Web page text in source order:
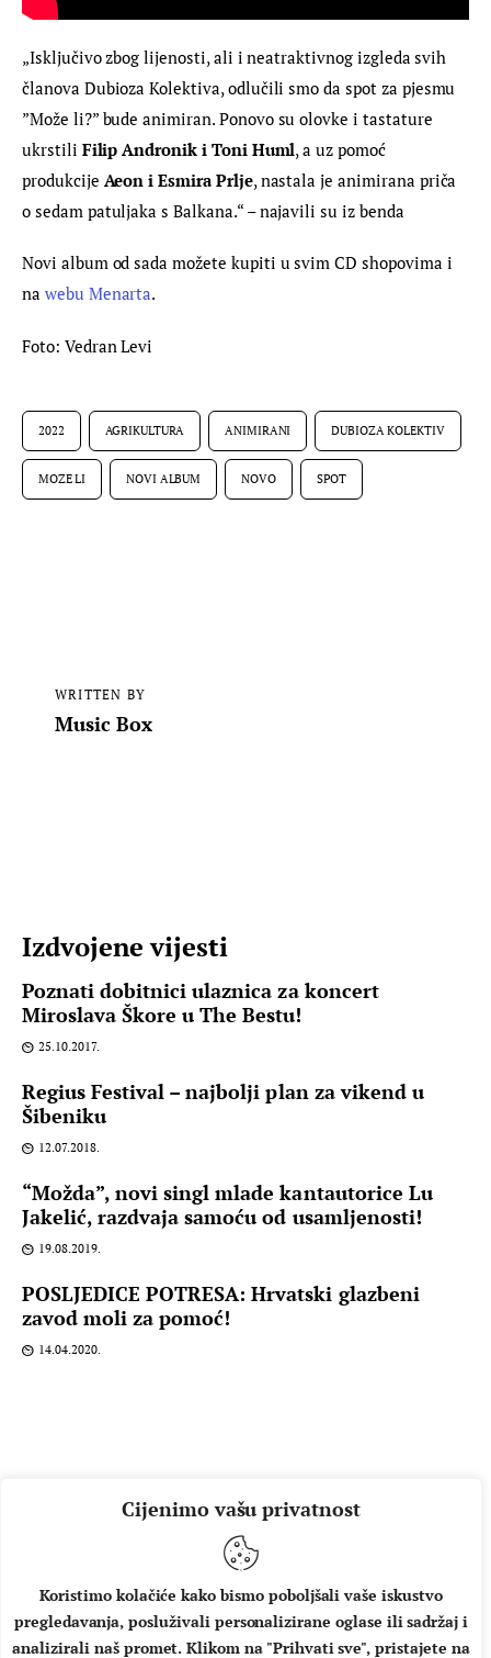
Cijenimo vašu privatnost
Koristimo kolačiće kako bismo poboljšali vaše iskustvo
pregledavanja, posluživali personalizirane oglase ili sadržaj i
analizirali naš promet. Klikom na "Prihvati sve", pristajete na
„Isključivo zbog lijenosti, ali i neatraktivnog izgleda svih
članova Dubioza Kolektiva, odlučili smo da spot za pjesmu
”Može li?” bude animiran. Ponovo su olovke i tastature
ukrstili Filip Andronik i Toni Huml, a uz pomoć
produkcije Aeon i Esmira Prlje, nastala je animirana priča
o sedam patuljaka s Balkana.“ – najavili su iz benda
Novi album od sada možete kupiti u svim CD shopovima i
na webu Menarta.
Foto: Vedran Levi
2022 AGRIKULTURA ANIMIRANI DUBIOZA KOLEKTIV
MOZE LI NOVI ALBUM NOVO SPOT
WRITTEN BY
Music Box
Izdvojene vijesti
Poznati dobitnici ulaznica za koncert
Miroslava Škore u The Bestu!
25.10.2017.
Regius Festival – najbolji plan za vikend u
Šibeniku
12.07.2018.
“Možda”, novi singl mlade kantautorice Lu
Jakelić, razdvaja samoću od usamljenosti!
19.08.2019.
POSLJEDICE POTRESA: Hrvatski glazbeni
zavod moli za pomoć!
14.04.2020.
O NAMA IMPRESSUM UVJETI KORIŠTENJA